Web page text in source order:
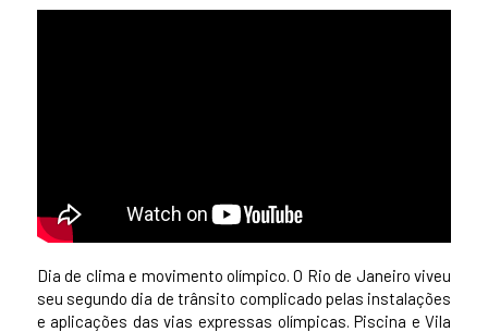
Dia de clima e movimento olímpico. O Rio de Janeiro viveu
seu segundo dia de trânsito complicado pelas instalações
e aplicações das vias expressas olímpicas. Piscina e Vila